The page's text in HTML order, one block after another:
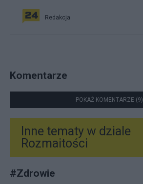
Redakcja
Komentarze
POKAŻ KOMENTARZE (9)
Inne tematy w dziale
Rozmaitości
#Zdrowie